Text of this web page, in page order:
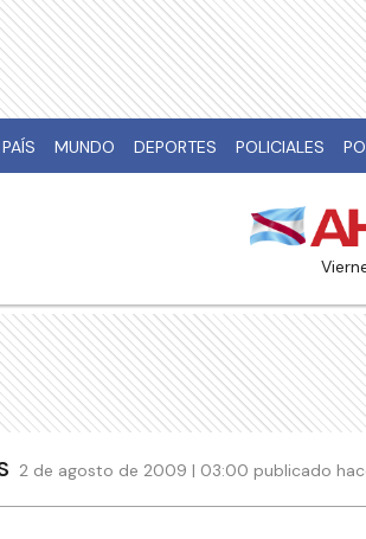
PAÍS MUNDO DEPORTES POLICIALES
2 de agosto de 2009 | 03:00 publicado